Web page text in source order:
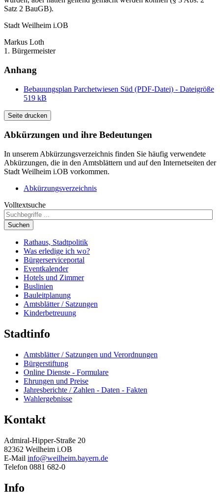
Satz 2 BauGB).
Stadt Weilheim i.OB
Markus Loth
1. Bürgermeister
Anhang
Bebauungsplan Parchetwiesen Süd (PDF-Datei) - Dateigröße
519 kB
Seite drucken
Abkürzungen und ihre Bedeutungen
In unserem Abkürzungsverzeichnis finden Sie häufig verwendete
Abkürzungen, die in den Amtsblättern und auf den Internetseiten der
Stadt Weilheim i.OB vorkommen.
Abkürzungsverzeichnis
Volltextsuche
Suchen
Rathaus, Stadtpolitik
Was erledige ich wo?
Bürgerserviceportal
Eventkalender
Hotels und Zimmer
Buslinien
Bauleitplanung
Amtsblätter / Satzungen
Kinderbetreuung
Stadtinfo
Amtsblätter / Satzungen und Verordnungen
Bürgerstiftung
Online Dienste - Formulare
Ehrungen und Preise
Jahresberichte / Zahlen - Daten - Fakten
Wahlergebnisse
Kontakt
Admiral-Hipper-Straße 20
82362 Weilheim i.OB
E-Mail info@weilheim.bayern.de
Telefon 0881 682-0
Info